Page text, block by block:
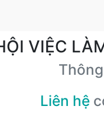
VIỆC
Liên hệ